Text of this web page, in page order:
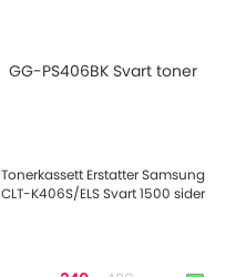
GG-PS406BK Svart toner
Tonerkassett Erstatter Samsung
CLT-K406S/ELS Svart 1500 sider